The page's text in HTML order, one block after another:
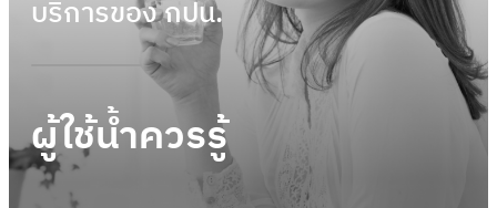
บริการของ กปน.
ผู้ใช้น้ำควรรู้